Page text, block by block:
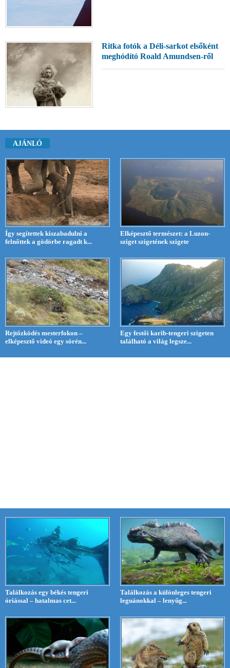
Ritka fotók a Déli-sarkot elsőként
meghódító Roald Amundsen-ről
AJÁNLÓ
Így segítettek kiszabadulni a
felnőttek a gödörbe ragadt k...
Elképesztő természet: a Luzon-
sziget szigetének szigete
Rejtőzködés mesterfokon –
elképesztő videó egy sörén...
Egy festői karib-tengeri szigeten
található a világ legsze...
Találkozás egy békés tengeri
óriással – hatalmas cet...
Találkozás a különleges tengeri
leguánokkal – lenyűg...